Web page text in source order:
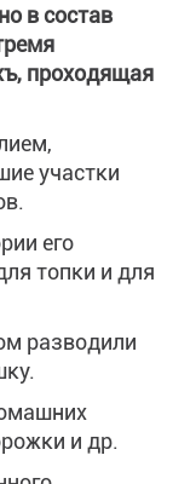
в состав
проходящая
участки
его
топки и для
разводили
и др.